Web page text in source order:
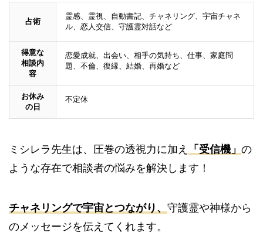
占術
霊感、霊視、自動書記、チャネリング、宇宙チャネ
ル、恋人交信、守護霊対話など
得意な
相談内
容
恋愛成就、出会い、相手の気持ち、仕事、家庭問
題、不倫、復縁、結婚、再婚など
お休み
の日
不定休
ミシレラ先生は、圧巻の透視力に加え 「受信機」 の
ような存在で相談者の悩みを解決します！
チャネリングで宇宙とつながり、 守護霊や神様から
のメッセージを伝えてくれます。